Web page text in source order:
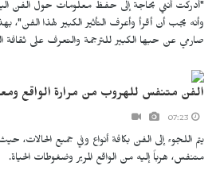
"أدركت أنني بحاجة إلى حفظ معلومات حول الفن
وأنه يجب أن أقرأ وأعرف التأثير الكبير لهذا الفن"،
صارمي عن حبها الكبير للترجمة والتعرف على
الفن متنفس للهروب من مرارة الواقع
يتم اللجوء إلى الفن بكافة أنواع وفي جميع الحالات،
متنفس، هرباً إليه من الواقع المرير وضغوطات الحياة.